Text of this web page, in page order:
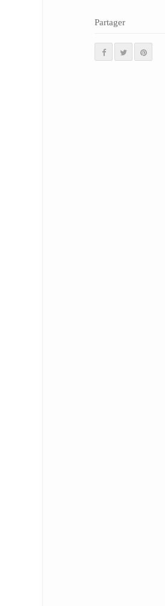
Partager